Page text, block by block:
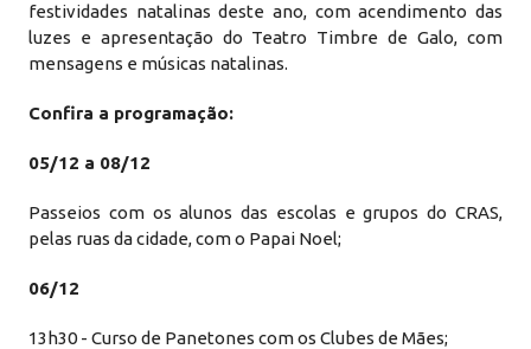
festividades natalinas deste ano, com acendimento das
luzes e apresentação do Teatro Timbre de Galo, com
mensagens e músicas natalinas.
Confira a programação:
05/12 a 08/12
Passeios com os alunos das escolas e grupos do CRAS,
pelas ruas da cidade, com o Papai Noel;
06/12
13h30 - Curso de Panetones com os Clubes de Mães;